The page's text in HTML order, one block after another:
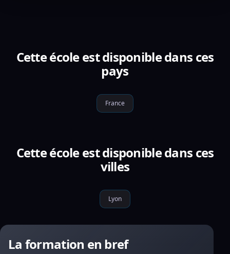
Cette école est disponible dans ces
pays
France
Cette école est disponible dans ces
villes
Lyon
La formation en bref